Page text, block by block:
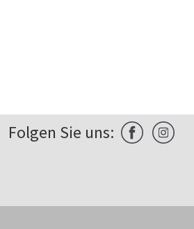
Folgen Sie uns: